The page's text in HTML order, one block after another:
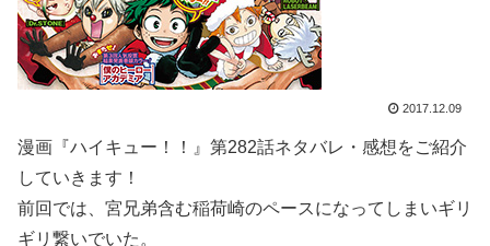
2017.12.09
漫画『ハイキュー！！』第282話ネタバレ・感想をご紹介
していきます！
前回では、宮兄弟含む稲荷崎のペースになってしまいギリ
ギリ繋いでいた。